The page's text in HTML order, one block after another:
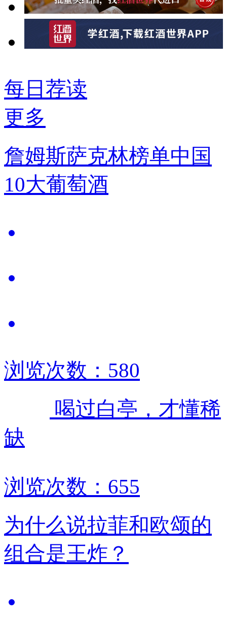
每日荐读
更多
詹姆斯萨克林榜单中国
10大葡萄酒
浏览次数：580
喝过白亭，才懂稀
缺
浏览次数：655
为什么说拉菲和欧颂的
组合是王炸？